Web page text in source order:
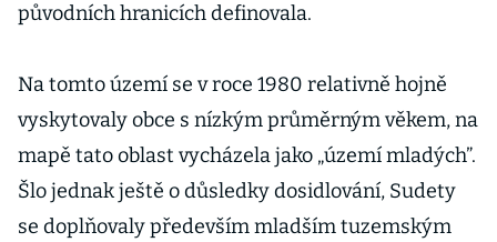
původních hranicích definovala.
Na tomto území se v roce 1980 relativně hojně
vyskytovaly obce s nízkým průměrným věkem, na
mapě tato oblast vycházela jako „území mladých”.
Šlo jednak ještě o důsledky dosidlování, Sudety
se doplňovaly především mladším tuzemským